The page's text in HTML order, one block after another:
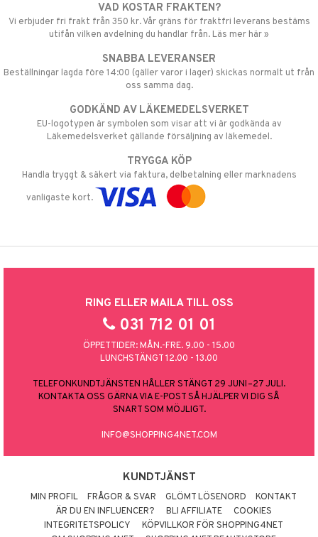
VAD KOSTAR FRAKTEN?
Vi erbjuder fri frakt från 350 kr. Vår gräns för fraktfri leverans bestäms
utifån vilken avdelning du handlar från. Läs mer här »
SNABBA LEVERANSER
Beställningar lagda före 14:00 (gäller varor i lager) skickas normalt ut från
oss samma dag.
GODKÄND AV LÄKEMEDELSVERKET
EU-logotypen är symbolen som visar att vi är godkända av
Läkemedelsverket gällande försäljning av läkemedel.
TRYGGA KÖP
Handla tryggt & säkert via faktura, delbetalning eller marknadens
vanligaste kort.
RING ELLER MAILA TILL OSS
031 712 01 01
ÖPPETTIDER: MÅN.-FRE. 9.00 - 15.00
LUNCHSTÄNGT 12.00 - 13.00
TELEFONKUNDTJÄNSTEN HÅLLER STÄNGT 29 JUNI–27 JULI.
KONTAKTA OSS GÄRNA VIA E-POST SÅ HJÄLPER VI DIG SÅ
SNART SOM MÖJLIGT.
INFO@SHOPPING4NET.COM
KUNDTJÄNST
MIN PROFIL FRÅGOR & SVAR GLÖMT LÖSENORD
KONTAKT
ÄR DU EN INFLUENCER?
BLI AFFILIATE
COOKIES
INTEGRITETSPOLICY
KÖPVILLKOR FÖR SHOPPING4NET